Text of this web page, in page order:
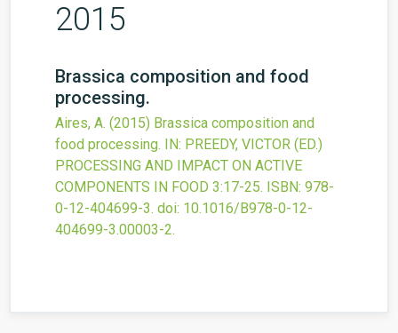
2015
Brassica composition and food
processing.
Aires, A. (2015) Brassica composition and
food processing.
IN: PREEDY, VICTOR (ED.)
PROCESSING AND IMPACT ON ACTIVE
COMPONENTS IN FOOD 3:17-25. ISBN: 978-
0-12-404699-3. doi: 10.1016/B978-0-12-
404699-3.00003-2.